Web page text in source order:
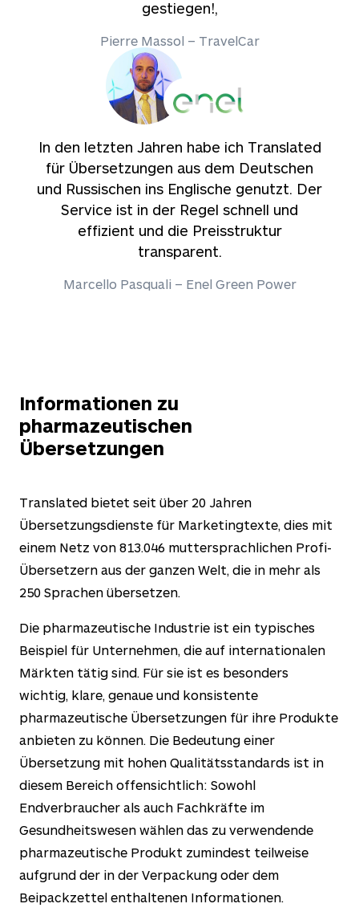
gestiegen!,
Pierre Massol – TravelCar
In den letzten Jahren habe ich Translated
für Übersetzungen aus dem Deutschen
und Russischen ins Englische genutzt. Der
Service ist in der Regel schnell und
effizient und die Preisstruktur
transparent.
Marcello Pasquali – Enel Green Power
Informationen zu
pharmazeutischen
Übersetzungen
Translated bietet seit über 20 Jahren
Übersetzungsdienste für Marketingtexte, dies mit
einem Netz von 813.046 muttersprachlichen Profi-
Übersetzern aus der ganzen Welt, die in mehr als
250 Sprachen übersetzen.
Die pharmazeutische Industrie ist ein typisches
Beispiel für Unternehmen, die auf internationalen
Märkten tätig sind. Für sie ist es besonders
wichtig, klare, genaue und konsistente
pharmazeutische Übersetzungen für ihre Produkte
anbieten zu können. Die Bedeutung einer
Übersetzung mit hohen Qualitätsstandards ist in
diesem Bereich offensichtlich: Sowohl
Endverbraucher als auch Fachkräfte im
Gesundheitswesen wählen das zu verwendende
pharmazeutische Produkt zumindest teilweise
aufgrund der in der Verpackung oder dem
Beipackzettel enthaltenen Informationen.